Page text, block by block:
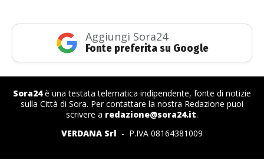
Aggiungi Sora24
Fonte preferita su Google
Sora24è una testata telematica indipendente, fonte di notizie
sulla Città di Sora. Per contattare la nostra Redazione puoi
scrivere a redazione@sora24.it.
VERDANA Srl - P.IVA 08164381009